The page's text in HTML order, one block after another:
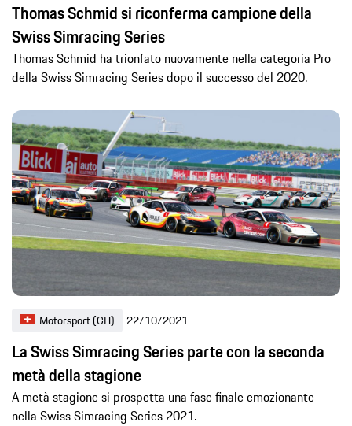
Thomas Schmid si riconferma campione della
Swiss Simracing Series
Thomas Schmid ha trionfato nuovamente nella categoria Pro
della Swiss Simracing Series dopo il successo del 2020.
Motorsport (CH) 22/10/2021
La Swiss Simracing Series parte con la seconda
metà della stagione
A metà stagione si prospetta una fase finale emozionante
nella Swiss Simracing Series 2021.